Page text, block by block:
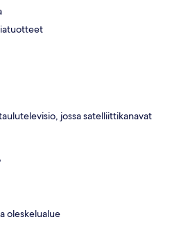
jossa satelliittikanavat
oleskelualue